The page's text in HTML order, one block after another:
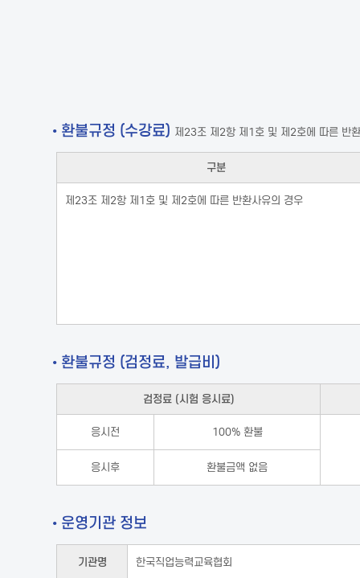
• 환불규정 (수강료) 제23조 제2항 제1호 및 제2호에 따른 반
구분
제23조 제2항 제1호 및 제2호에 따른 반환사유의 경우
• 환불규정 (검정료, 발급비)
검정료 (시험 응시료)
응시전 100% 환불
응시후 환불금액 없음
• 운영기관 정보
기관명 한국직업능력교육협회